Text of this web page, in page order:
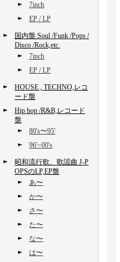
7inch
EP / LP
国内盤 Soul /Funk /Pops /
Disco /Rock,etc.
7inch
EP / LP
HOUSE , TECHNO,レコ
ード盤
Hip hop /R&B,レコード
盤
80's〜95'
96'~00's
昭和流行歌、歌謡曲 J-P
OPSのLP,EP盤
あ〜
か〜
さ〜
た〜
な〜
は〜